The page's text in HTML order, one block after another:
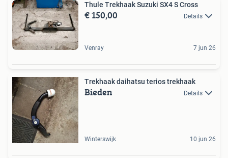
Thule Trekhaak Suzuki SX4 S Cross
€ 150,00 Details
Venray 7 jun 26
Trekhaak daihatsu terios trekhaak
Bieden Details
Winterswijk 10 jun 26